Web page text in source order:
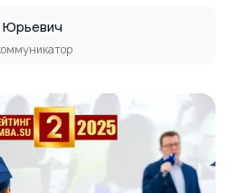
Юрьевич